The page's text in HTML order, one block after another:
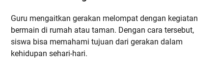
Guru mengaitkan gerakan melompat dengan kegiatan
bermain di rumah atau taman. Dengan cara tersebut,
siswa bisa memahami tujuan dari gerakan dalam
kehidupan sehari-hari.